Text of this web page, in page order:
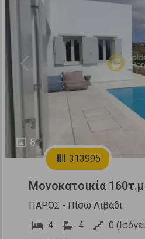
8
Previous
313995
Μονοκατοικία
ΠΑΡΟΣ - Πίσω Λιβάδι
4
4 0